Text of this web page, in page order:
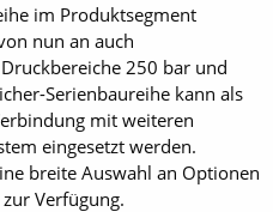
im Produktsegment
nun an auch
250 bar und
Serienbaureihe kann als
mit weiteren
eingesetzt werden.
breite Auswahl an Optionen
Verfügung.